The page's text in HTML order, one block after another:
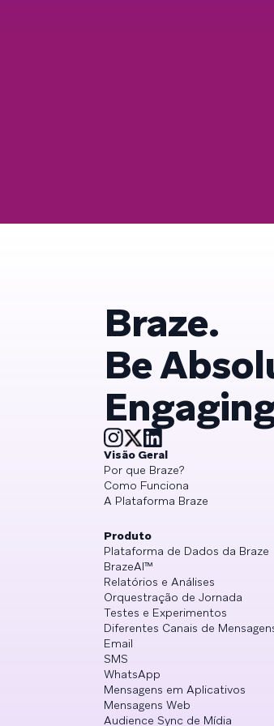
Braze.
Be
Visão Geral
Por que Braze?
Como Funciona
A Plataforma Braze
Produto
Plataforma de Dados da Braze
BrazeAI™
Relatórios e Análises
Orquestração de Jornada
Testes e Experimentos
Diferentes Canais de
Email
SMS
WhatsApp
Mensagens em Aplicativos
Mensagens Web
Audience Sync de Mídia